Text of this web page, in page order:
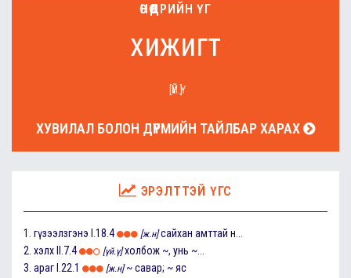
ӨНӨӨДРИЙН ҮГ
хижигт
[ҮЙ.Ү]
ХУВИЛАЛ БОЛОН ДҮРМИЙН ТАЙЛБАР ХАРАХ
ЭРЭЛТТЭЙ ҮГС
1. гүзээлзгэнэ I.18.4 [ж.н] сайхан амттай н...
2. хэлх II.7.4 [үй.ү] холбож ~, унь ~...
3. араг I.22.1 [ж.н] ~ савар; ~ яс